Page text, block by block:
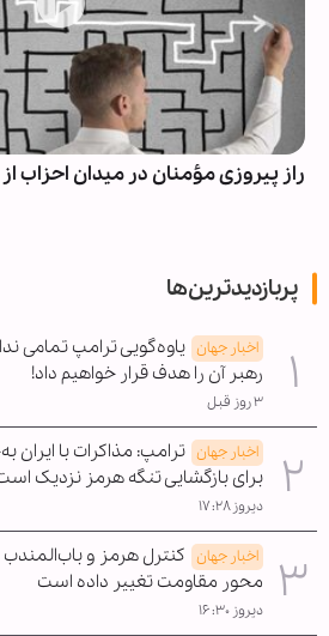
راز پیروزی مؤمنان در میدان احزاب
پربازدیدترین‌ها
اخبار جهان یاوه‌گویی ترامپ تمامی
رهبر آن را هدف قرار خواهیم داد!
۳ روز قبل
اخبار جهان ترامپ: مذاکرات با
برای بازگشایی تنگه هرمز نزدیک
دیروز ۱۷:۲۸
اخبار جهان کنترل هرمز و
محور مقاومت تغییر داده است
دیروز ۱۶:۳۰